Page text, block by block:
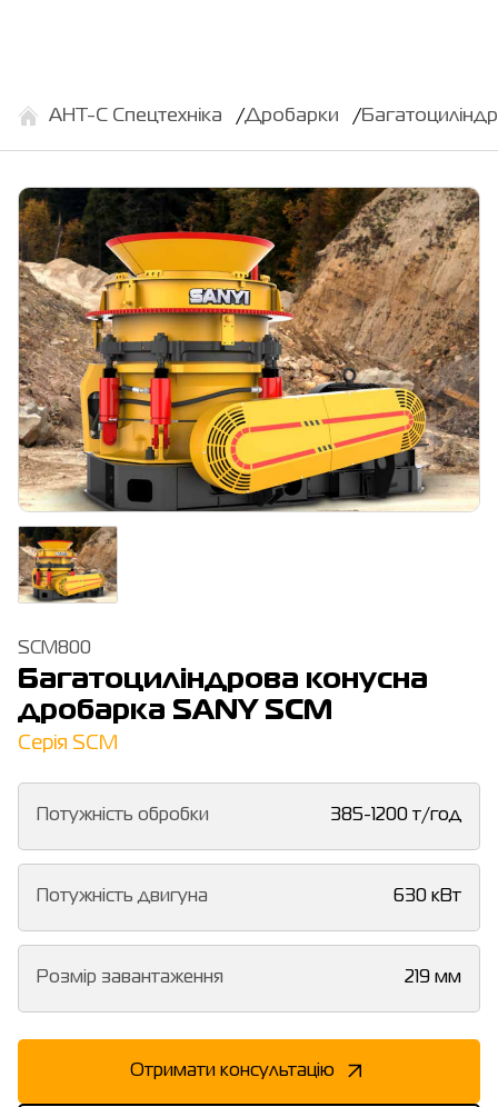
АНТ-С Спецтехніка Дробарки
SCM800
Багатоциліндрова конусна
дробарка SANY SCM
Серія SCM
Потужність обробки 385-1200 т/год
Потужність двигуна 630 кВт
Розмір завантаження 219 мм
Отримати консультацію